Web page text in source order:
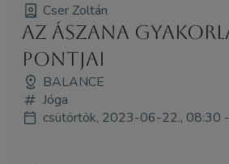
Cser Zoltán
Az ászana
pontjai
BALANCE
Jóga
csütörtök, 2023-06-22., 08:30